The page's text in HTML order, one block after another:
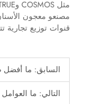
مصنعو معجون
قنوات توزيع
السابق: ما أفضل
التالي: ما